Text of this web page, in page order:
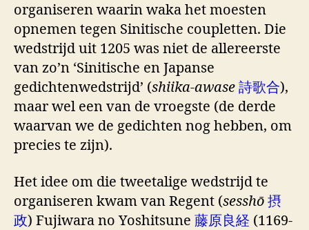
organiseren waarin waka het moesten
opnemen tegen Sinitische coupletten. Die
wedstrijd uit 1205 was niet de allereerste
van zo’n ‘Sinitische en Japanse
gedichtenwedstrijd’ (shiika-awase 詩歌合),
maar wel een van de vroegste (de derde
waarvan we de gedichten nog hebben, om
precies te zijn).
Het idee om die tweetalige wedstrijd te
organiseren kwam van Regent (sesshō 摂
政) Fujiwara no Yoshitsune 藤原良経 (1169-